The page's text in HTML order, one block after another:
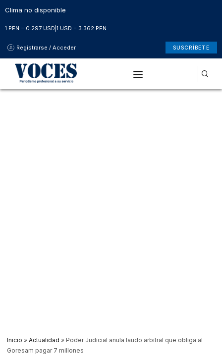
Clima no disponible
1 PEN = 0.297 USD 1 USD = 3.362 PEN
Registrarse / Acceder SUSCRÍBETE
Inicio » Actualidad » Poder Judicial anula laudo arbitral que obliga al
Goresam pagar 7 millones